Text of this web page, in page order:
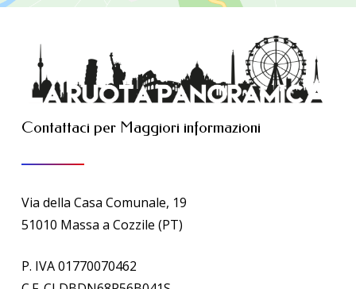
Contattaci per Maggiori informazioni
Via della Casa Comunale, 19
51010 Massa a Cozzile (PT)
P. IVA 01770070462